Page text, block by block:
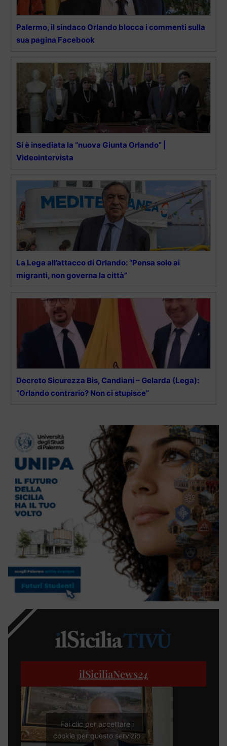
Palermo, il sindaco Orlando blocca i commenti sulla
sua pagina Facebook
Si è insediata la “nuova Giunta Orlando” |
Videointervista
La Lega all’attacco di Orlando: “Pensa solo ai
migranti, non governa la città”
Decreto Sicurezza Bis, Candiani – Gelarda (Lega):
“Orlando contrario? Non ci stupisce”
ilSiciliaNews24
Fai clic per accettare i
cookie per questo servizio